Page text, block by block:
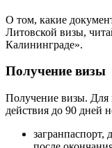
О том, какие
Литовской визы,
Калининграде».
Получение визы
Получение визы. Для
действия до 90 дней
загранпаспорт,